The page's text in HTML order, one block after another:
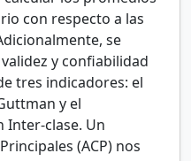
con respecto a las
se
y confiabilidad
tres indicadores: el
y el
Inter-clase. Un
(ACP) nos